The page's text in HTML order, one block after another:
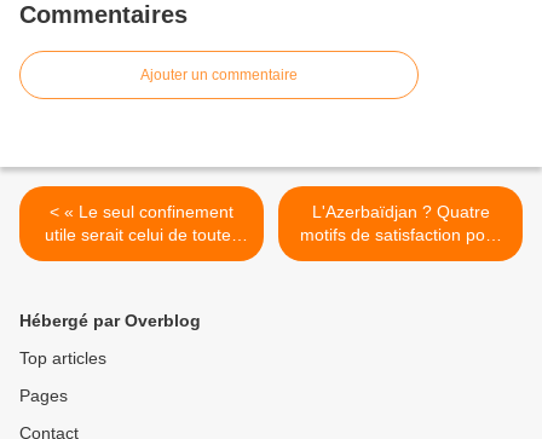
Commentaires
Ajouter un commentaire
< « Le seul confinement
utile serait celui de toutes
les banlieues islamo-
L'Azerbaïdjan ? Quatre
motifs de satisfaction pour
Israël >
Hébergé par Overblog
Top articles
Pages
Contact